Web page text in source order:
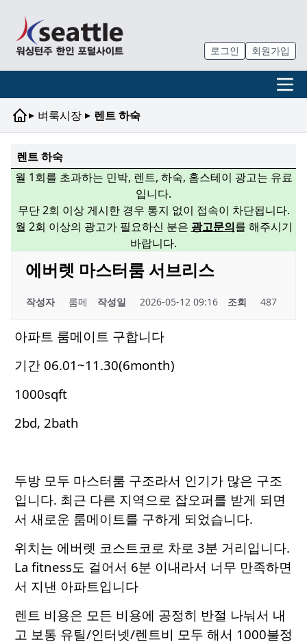
로그인 회원가입
▸ 벼룩시장 ▸ 렌트 하숙
렌트 하숙
월 1회를 초과하는 민박, 렌트, 하숙, 홈스테이 광고는 유료
입니다.
무단 2회 이상 게시한 경우 통지 없이 접속이 차단됩니다.
월 2회 이상의 광고가 필요하신 분은 광고문의를 해주시기
바랍니다.
에버렛 마스터룸 서브리스
작성자 룸메 작성일 2026-05-12 09:16 조회 487
아파트 룸메이트 구합니다
기간 06.01~11.30(6month)
1000sqft
2bd, 2bath
두방 모두 마스터룸 구조라서 인기가 많은 구조
입니다. 최근 다른 지역으로 잡오퍼를 받게 되면
서 새로운 룸메이트를 구하게 되었습니다.
위치는 에버렛 코스트코로 차로 3분 거리입니다.
La fitness도 걸어서 6분 이내라서 너무 만족하면
서 지낸 아파트입니다
렌트 비용은 모든 비용에 공정히 반절 나눠서 내
고 보통 유틸/인터넷/렌트비 모두 해서 1000불정